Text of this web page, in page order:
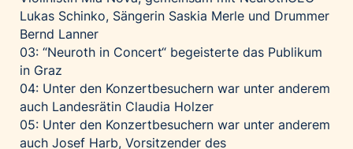
Lukas Schinko, Sängerin Saskia Merle und Drummer
Bernd Lanner
03: “Neuroth in Concert“ begeisterte das Publikum
in Graz
04: Unter den Konzertbesuchern war unter anderem
auch Landesrätin Claudia Holzer
05: Unter den Konzertbesuchern war unter anderem
auch Josef Harb, Vorsitzender des